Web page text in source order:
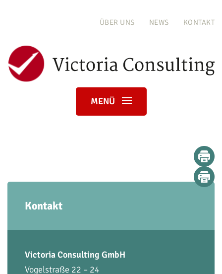
ÜBER UNS NEWS KONTAKT
MENÜ
Kontakt
Victoria Consulting GmbH
Vogelstraße 22 – 24